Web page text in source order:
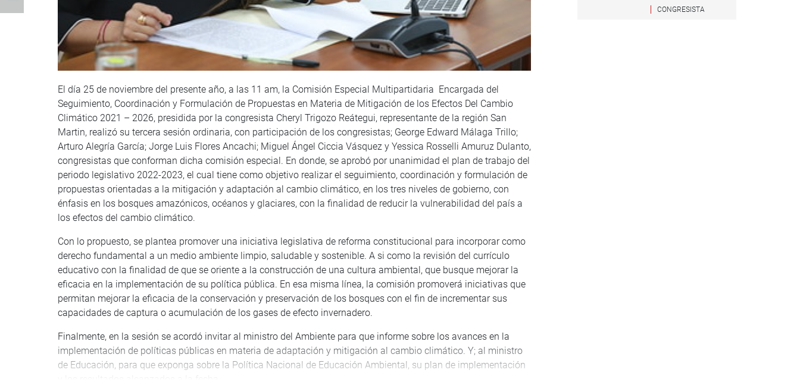
El día 25 de noviembre del presente año, a las 11 am, la Comisión Especial Multipartidaria Encargada del
Seguimiento, Coordinación y Formulación de Propuestas en Materia de Mitigación de los Efectos Del Cambio
Climático 2021 – 2026, presidida por la congresista Cheryl Trigozo Reátegui, representante de la región San
Martin, realizó su tercera sesión ordinaria, con participación de los congresistas; George Edward Málaga Trillo;
Arturo Alegría García; Jorge Luis Flores Ancachi; Miguel Ángel Ciccia Vásquez y Yessica Rosselli Amuruz Dulanto,
congresistas que conforman dicha comisión especial. En donde, se aprobó por unanimidad el plan de trabajo del
periodo legislativo 2022-2023, el cual tiene como objetivo realizar el seguimiento, coordinación y formulación de
propuestas orientadas a la mitigación y adaptación al cambio climático, en los tres niveles de gobierno, con
énfasis en los bosques amazónicos, océanos y glaciares, con la finalidad de reducir la vulnerabilidad del país a
los efectos del cambio climático.
Con lo propuesto, se plantea promover una iniciativa legislativa de reforma constitucional para incorporar como
derecho fundamental a un medio ambiente limpio, saludable y sostenible. A si como la revisión del currículo
educativo con la finalidad de que se oriente a la construcción de una cultura ambiental, que busque mejorar la
eficacia en la implementación de su política pública. En esa misma línea, la comisión promoverá iniciativas que
permitan mejorar la eficacia de la conservación y preservación de los bosques con el fin de incrementar sus
capacidades de captura o acumulación de los gases de efecto invernadero.
Finalmente, en la sesión se acordó invitar al ministro del Ambiente para que informe sobre los avances en la
implementación de políticas públicas en materia de adaptación y mitigación al cambio climático. Y; al ministro
de Educación, para que exponga sobre la Política Nacional de Educación Ambiental, su plan de implementación
CONGRESISTA